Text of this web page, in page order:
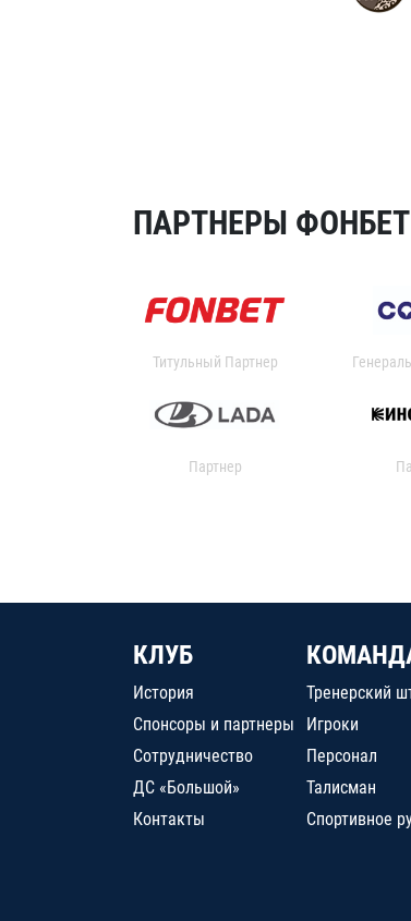
ПАРТНЕРЫ
Титульный Партнер
Партнер
КЛУБ
История
Спонсоры и партнеры
Сотрудничество
ДС «Большой»
Контакты
Тренерский
Игроки
Персонал
Талисман
Спортивное